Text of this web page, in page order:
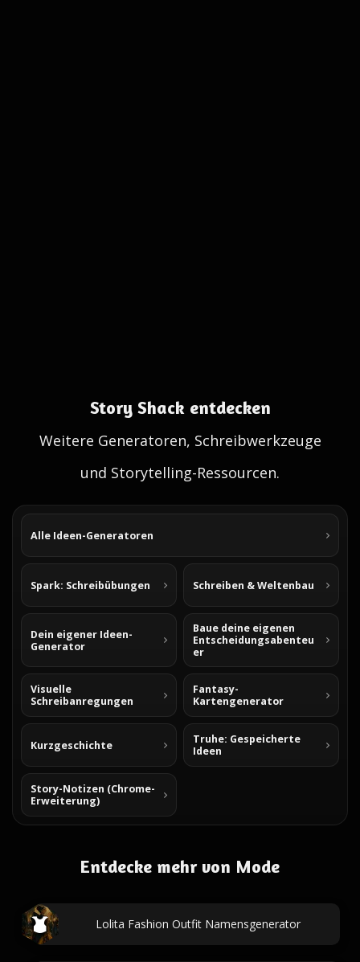
Story Shack entdecken
Weitere Generatoren, Schreibwerkzeuge
und Storytelling-Ressourcen.
Alle Ideen-Generatoren
Spark: Schreibübungen Schreiben & Weltenbau
Dein eigener Ideen-
Generator
Baue deine eigenen
Entscheidungsabenteu
er
Visuelle
Schreibanregungen
Fantasy-
Kartengenerator
Kurzgeschichte
Truhe: Gespeicherte
Ideen
Story-Notizen (Chrome-
Erweiterung)
Entdecke mehr von Mode
Lolita Fashion Outfit Namensgenerator